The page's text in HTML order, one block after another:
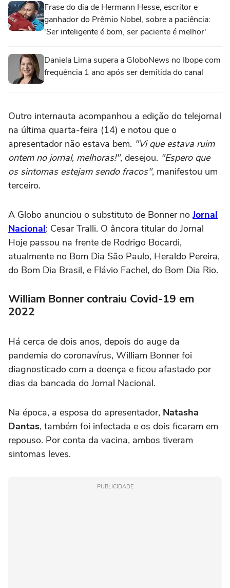
Frase do dia de Hermann Hesse, escritor e
ganhador do Prêmio Nobel, sobre a paciência:
'Ser inteligente é bom, ser paciente é melhor'
Daniela Lima supera a GloboNews no Ibope com
frequência 1 ano após ser demitida do canal
Outro internauta acompanhou a edição do telejornal
na última quarta-feira (14) e notou que o
apresentador não estava bem. "Vi que estava ruim
ontem no jornal, melhoras!", desejou. "Espero que
os sintomas estejam sendo fracos", manifestou um
terceiro.
A Globo anunciou o substituto de Bonner no Jornal
Nacional: Cesar Tralli. O âncora titular do Jornal
Hoje passou na frente de Rodrigo Bocardi,
atualmente no Bom Dia São Paulo, Heraldo Pereira,
do Bom Dia Brasil, e Flávio Fachel, do Bom Dia Rio.
William Bonner contraiu Covid-19 em
2022
Há cerca de dois anos, depois do auge da
pandemia do coronavírus, William Bonner foi
diagnosticado com a doença e ficou afastado por
dias da bancada do Jornal Nacional.
Na época, a esposa do apresentador, Natasha
Dantas, também foi infectada e os dois ficaram em
repouso. Por conta da vacina, ambos tiveram
sintomas leves.
PUBLICIDADE